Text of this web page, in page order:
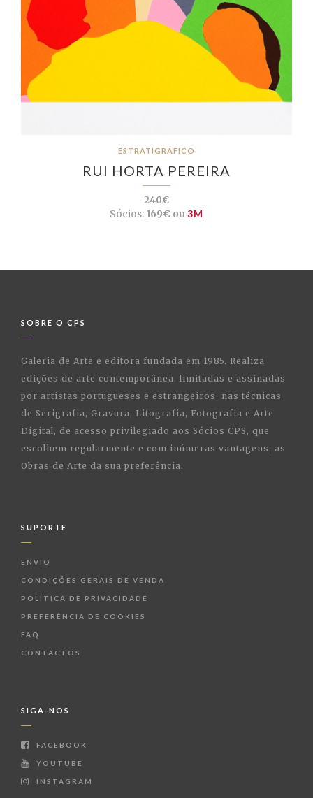
ESTRATIGRÁFICO
RUI HORTA PEREIRA
240€
Sócios: 169€ ou 3M
SOBRE O CPS
Galeria de Arte e editora fundada em 1985. Realiza
edições de arte contemporânea, limitadas e assinadas
por artistas portugueses e estrangeiros, nas técnicas
de Serigrafia, Gravura, Litografia, Fotografia e Arte
Digital, de acesso privilegiado aos Sócios CPS, que
escolhem regularmente e com inúmeras vantagens, as
Obras de Arte da sua preferência.
SUPORTE
ENVIO
CONDIÇÕES GERAIS DE VENDA
POLÍTICA DE PRIVACIDADE
PREFERÊNCIA DE COOKIES
FAQ
CONTACTOS
SIGA-NOS
FACEBOOK
YOUTUBE
INSTAGRAM